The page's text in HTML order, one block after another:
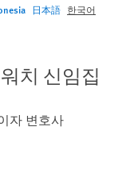
日本語 한국어
치 신임집
자 변호사